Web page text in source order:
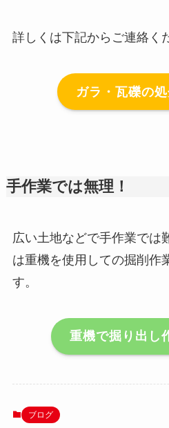
詳しくは下記からご連絡く
ガラ・瓦礫の
手作業では無理！
広い土地などで手作業では
は重機を使用しての掘削作
す。
重機で掘り出し
ブログ